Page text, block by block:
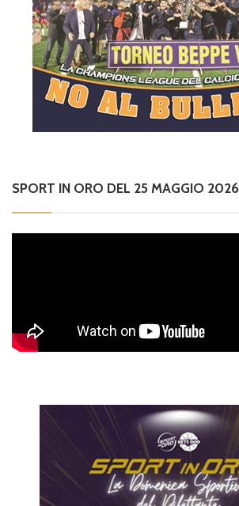
SPORT IN ORO DEL 25 MAGGIO 2026